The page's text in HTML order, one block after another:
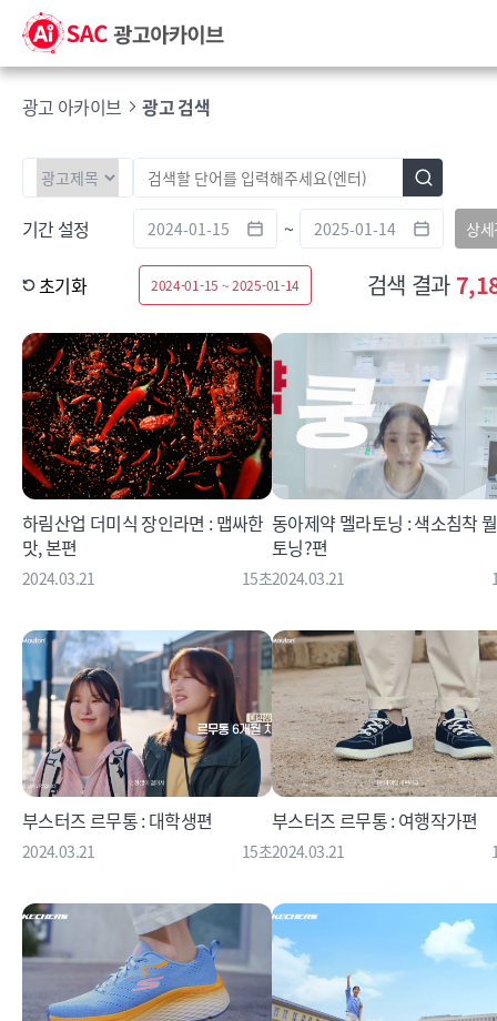
광고 아카이브 광고 검색
기간 설정 ~ 상
초기화 2024-01-15 ~ 2025-01-14 검색 결과
하림산업 더미식 장인라면 : 맵싸한
맛, 본편
2024.03.21 15초
동아제약 멜라토닝 : 색소침착
토닝?편
2024.03.21
부스터즈 르무통 : 대학생편
2024.03.21 15초
부스터즈 르무통 : 여행작가편
2024.03.21